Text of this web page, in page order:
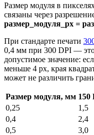
Размер модуля в
связаны через
размер_модуля_px =
При стандарте печати
0,4 мм при 300 DPI —
допустимое значение:
меньше 4 px, края
может не различить
Размер модуля, мм 150
0,25
1,5
0,4
2,4
0,5
3,0